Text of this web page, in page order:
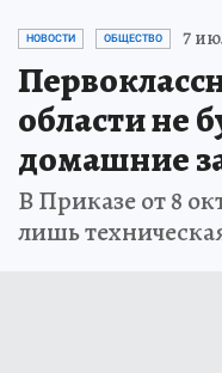
НОВОСТИ ОБЩЕСТВО 7
области не
домашние
В Приказе от 8
лишь